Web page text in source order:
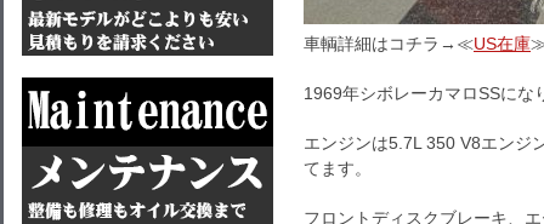
車輌詳細はコチラ→≪US在庫
1969年シボレーカマロSSにな
エンジンは5.7L 350 V8エンジ
てます。
フロントディスクブレーキ、